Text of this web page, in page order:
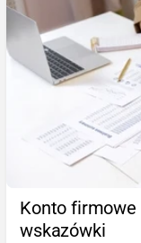
Konto firmowe
wskazówki